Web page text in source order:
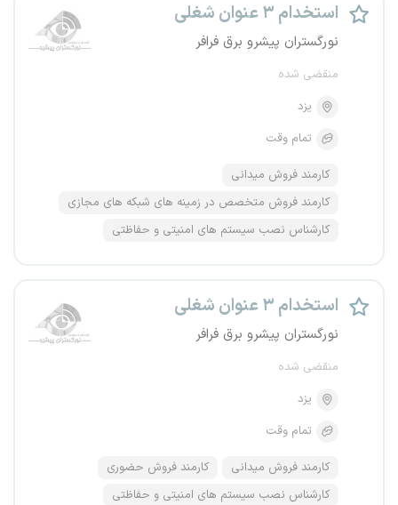
استخدام ۳ عنوان شغلی
نورگستران پیشرو برق فرافر
منقضی شده
یزد
تمام وقت
کارمند فروش میدانی
کارمند فروش متخصص در زمینه های شبکه های مجازی
کارشناس نصب سیستم های امنیتی و حفاظتی
استخدام ۳ عنوان شغلی
نورگستران پیشرو برق فرافر
منقضی شده
یزد
تمام وقت
کارمند فروش میدانی
کارمند فروش حضوری
کارشناس نصب سیستم های امنیتی و حفاظتی